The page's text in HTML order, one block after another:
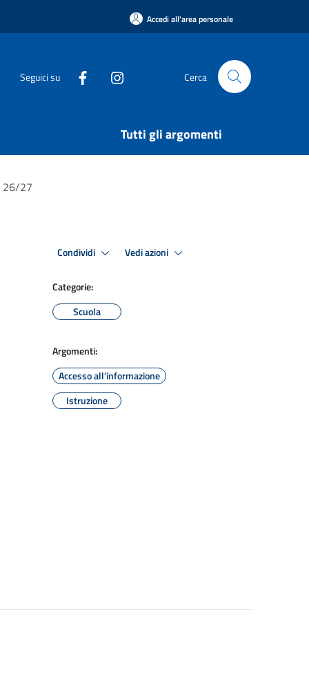
Accedi all'area personale
Seguici su Cerca
Tutti gli argomenti
26/27
Condividi Vedi azioni
Categorie:
Scuola
Argomenti:
Accesso all'informazione
Istruzione